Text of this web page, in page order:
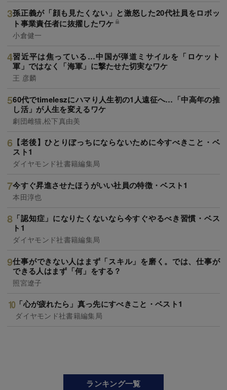
孫正義が「顔も見たくない」と激怒した20代社員をロボッ
ト事業責任者に抜擢したワケ
小倉健一
習近平は焦っている…中国が弾道ミサイルを「ロケット
軍」ではなく「海軍」に撃たせた切実なワケ
王 彦麟
60代でtimeleszにハマり人生初の1人遠征へ…「中高年の推
し活」が人生を変えるワケ
劇団雌猫,松下真由美
【老後】ひとりぼっちにならないために今すべきこと・ベ
スト1
ダイヤモンド社書籍編集局
今すぐ昇進させたほうがいい社員の特徴・ベスト1
本田淳也
「認知症」になりたくないなら今すぐやるべき習慣・ベス
ト1
ダイヤモンド社書籍編集局
仕事ができない人はまず「スキル」を磨く。では、仕事が
できる人はまず「何」をする？
照宮遼子
「心が疲れたら」真っ先にすべきこと・ベスト1
ダイヤモンド社書籍編集局
ランキング一覧